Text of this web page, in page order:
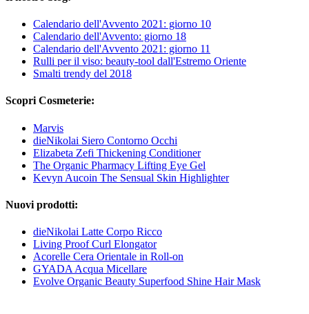
Calendario dell'Avvento 2021: giorno 10
Calendario dell'Avvento: giorno 18
Calendario dell'Avvento 2021: giorno 11
Rulli per il viso: beauty-tool dall'Estremo Oriente
Smalti trendy del 2018
Scopri Cosmeterie:
Marvis
dieNikolai Siero Contorno Occhi
Elizabeta Zefi Thickening Conditioner
The Organic Pharmacy Lifting Eye Gel
Kevyn Aucoin The Sensual Skin Highlighter
Nuovi prodotti:
dieNikolai Latte Corpo Ricco
Living Proof Curl Elongator
Acorelle Cera Orientale in Roll-on
GYADA Acqua Micellare
Evolve Organic Beauty Superfood Shine Hair Mask